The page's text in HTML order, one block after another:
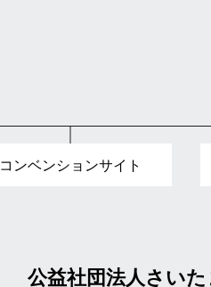
コンベンションサイト
公益社団法人さい